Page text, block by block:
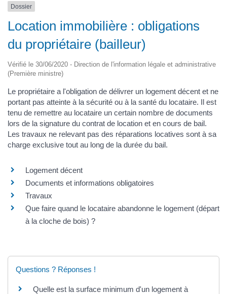
Dossier
Location immobilière : obligations
du propriétaire (bailleur)
Vérifié le 30/06/2020 - Direction de l'information légale et administrative
(Première ministre)
Le propriétaire a l'obligation de délivrer un logement décent et ne
portant pas atteinte à la sécurité ou à la santé du locataire. Il est
tenu de remettre au locataire un certain nombre de documents
lors de la signature du contrat de location et en cours de bail.
Les travaux ne relevant pas des réparations locatives sont à sa
charge exclusive tout au long de la durée du bail.
Logement décent
Documents et informations obligatoires
Travaux
Que faire quand le locataire abandonne le logement (départ
à la cloche de bois) ?
Questions ? Réponses !
Quelle est la surface minimum d'un logement à